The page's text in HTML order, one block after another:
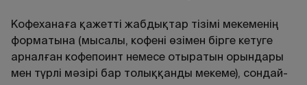
Кофеханаға қажетті жабдықтар тізімі мекеменің
форматына (мысалы, кофені өзімен бірге кетуге
арналған кофепоинт немесе отыратын орындары
мен түрлі мәзірі бар толыққанды мекеме), сондай-